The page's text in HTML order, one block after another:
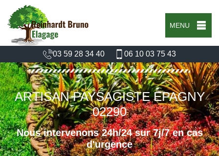
MENU
03 59 28 34 40 06 10 03 75 43
ARTISAN PAYSAGISTE EPAGNY
02290
Nous intervenons 24h/24 sur 7j/7 en cas
d'urgence